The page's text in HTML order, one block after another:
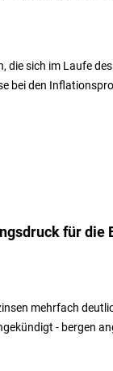
die sich im Laufe
bei den
für die
mehrfach
- bergen